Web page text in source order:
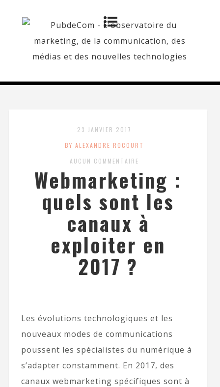
23 JANVIER 2017
BY ALEXANDRE ROCOURT
AUCUN COMMENTAIRE
Webmarketing :
quels sont les
canaux à
exploiter en
2017 ?
Les évolutions technologiques et les
nouveaux modes de communications
poussent les spécialistes du numérique à
s’adapter constamment. En 2017, des
canaux webmarketing spécifiques sont à